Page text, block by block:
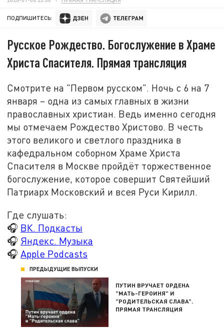
ПОДПИШИТЕСЬ:
Русское Рождество. Богослужение в Храме
Христа Спасителя. Прямая трансляция
Смотрите на "Первом русском". Ночь с 6 на 7
января – одна из самых главных в жизни
православных христиан. Ведь именно сегодня
мы отмечаем Рождество Христово. В честь
этого великого и светлого праздника в
кафедральном соборном Храме Христа
Спасителя в Москве пройдёт торжественное
богослужение, которое совершит Святейший
Патриарх Московский и всея Руси Кирилл.
Где слушать:
🎧 ВК. Подкасты
🎧 Яндекс. Музыка
🎧 Apple Podcasts
ПРЕДЫДУЩИЕ ВЫПУСКИ
ПУТИН ВРУЧАЕТ ОРДЕНА
"МАТЬ-ГЕРОИНЯ" И
"РОДИТЕЛЬСКАЯ СЛАВА".
ПРЯМАЯ ТРАНСЛЯЦИЯ